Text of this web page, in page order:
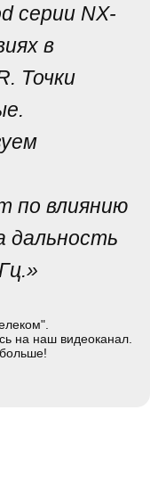
серии NX-
в
Точки
по влиянию
дальность
на наш видеоканал.